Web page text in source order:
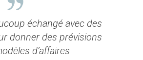
échangé avec des
donner des prévisions
d’affaires